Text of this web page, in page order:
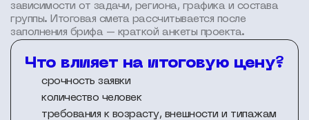
зависимости от задачи, региона, графика и состава
группы. Итоговая смета рассчитывается после
заполнения брифа – краткой анкеты проекта.
Что влияет на итоговую цену?
срочность заявки
количество человек
требования к возрасту, внешности и типажам